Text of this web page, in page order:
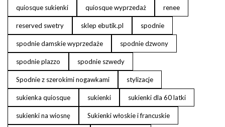
quiosque sukienki quiosque wyprzedaż renee
reserved swetry sklep ebutik.pl spodnie
spodnie damskie wyprzedaże spodnie dzwony
spodnie plazzo spodnie szwedy
Spodnie z szerokimi nogawkami stylizacje
sukienka quiosque sukienki sukienki dla 60 latki
sukienki na wiosnę Sukienki włoskie i francuskie